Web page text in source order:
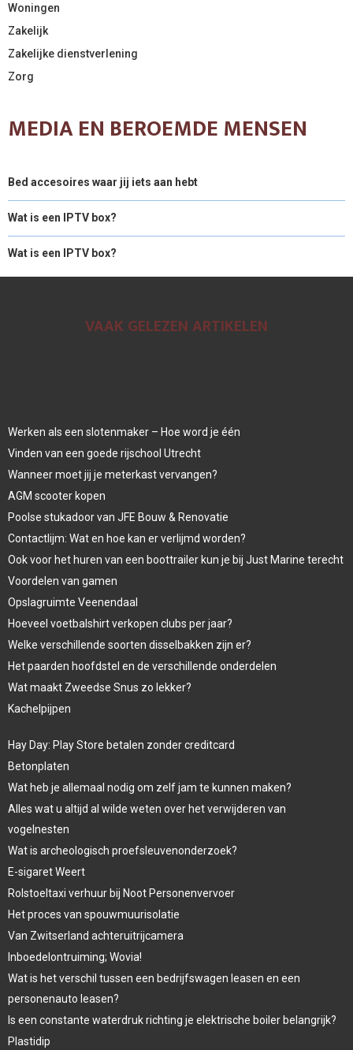
Woningen
Zakelijk
Zakelijke dienstverlening
Zorg
MEDIA EN BEROEMDE MENSEN
Bed accesoires waar jij iets aan hebt
Wat is een IPTV box?
Wat is een IPTV box?
VAAK GELEZEN ARTIKELEN
Werken als een slotenmaker – Hoe word je één
Vinden van een goede rijschool Utrecht
Wanneer moet jij je meterkast vervangen?
AGM scooter kopen
Poolse stukadoor van JFE Bouw & Renovatie
Contactlijm: Wat en hoe kan er verlijmd worden?
Ook voor het huren van een boottrailer kun je bij Just Marine terecht
Voordelen van gamen
Opslagruimte Veenendaal
Hoeveel voetbalshirt verkopen clubs per jaar?
Welke verschillende soorten disselbakken zijn er?
Het paarden hoofdstel en de verschillende onderdelen
Wat maakt Zweedse Snus zo lekker?
Kachelpijpen
Hay Day: Play Store betalen zonder creditcard
Betonplaten
Wat heb je allemaal nodig om zelf jam te kunnen maken?
Alles wat u altijd al wilde weten over het verwijderen van
vogelnesten
Wat is archeologisch proefsleuvenonderzoek?
E-sigaret Weert
Rolstoeltaxi verhuur bij Noot Personenvervoer
Het proces van spouwmuurisolatie
Van Zwitserland achteruitrijcamera
Inboedelontruiming; Wovia!
Wat is het verschil tussen een bedrijfswagen leasen en een
personenauto leasen?
Is een constante waterdruk richting je elektrische boiler belangrijk?
Plastidip